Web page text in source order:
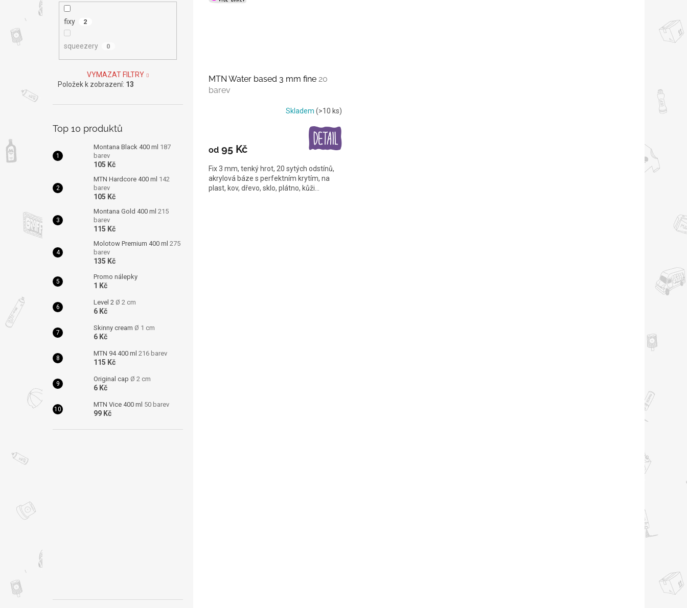
fixy 2
squeezery 0
VYMAZAT FILTRY
Položek k zobrazení: 13
Top 10 produktů
Montana Black 400 ml 187
barev
105 Kč
MTN Hardcore 400 ml 142
barev
105 Kč
Montana Gold 400 ml 215
barev
115 Kč
Molotow Premium 400 ml 275
barev
135 Kč
Promo nálepky
1 Kč
Level 2 Ø 2 cm
6 Kč
Skinny cream Ø 1 cm
6 Kč
MTN 94 400 ml 216 barev
115 Kč
Original cap Ø 2 cm
6 Kč
MTN Vice 400 ml 50 barev
99 Kč
MTN Water based 3 mm fine 20
barev
Skladem (>10 ks)
od 95 Kč
Fix 3 mm, tenký hrot, 20 sytých odstínů,
akrylová báze s perfektním krytím, na
plast, kov, dřevo, sklo, plátno, kůži...